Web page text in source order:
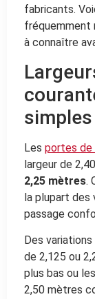
fabricants.
fréquemment
à connaître
simples
Les portes de
largeur de
2,25 mètres.
la plupart des
passage
Des
de 2,125 ou
plus bas ou
2,50 mètres